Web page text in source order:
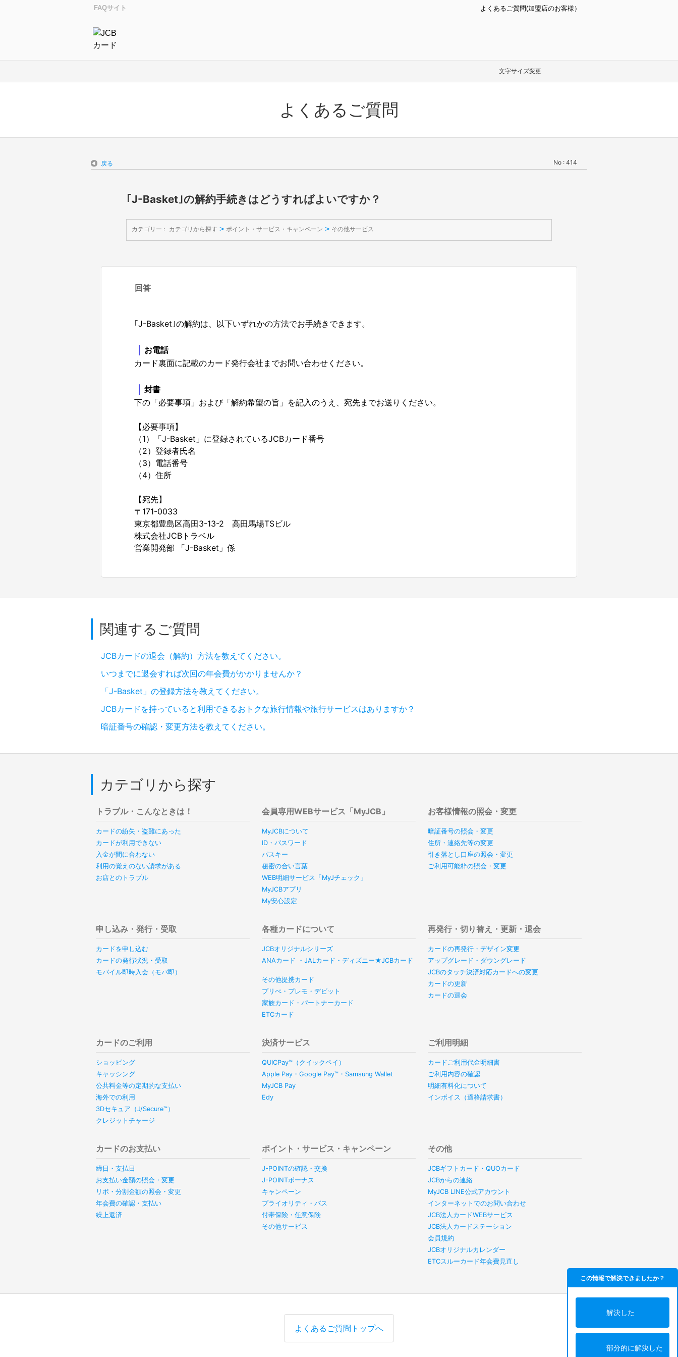
FAQサイト よくあるご質問(加盟店のお客様）
文字サイズ変更
よくあるご質問
戻る No : 414
｢J-Basket｣の解約手続きはどうすればよいですか？
カテゴリー : カテゴリから探す > ポイント・サービス・キャンペーン > その他サービス
回答
｢J-Basket｣の解約は、以下いずれかの方法でお手続きできます。
｜ お電話
カード裏面に記載のカード発行会社までお問い合わせください。
｜ 封書
下の「必要事項」および「解約希望の旨」を記入のうえ、宛先までお送りください。
【必要事項】
（1）「J-Basket」に登録されているJCBカード番号
（2）登録者氏名
（3）電話番号
（4）住所
【宛先】
〒171-0033
東京都豊島区高田3-13-2 高田馬場TSビル
株式会社JCBトラベル
営業開発部 「J-Basket」係
関連するご質問
JCBカードの退会（解約）方法を教えてください。
いつまでに退会すれば次回の年会費がかかりませんか？
「J-Basket」の登録方法を教えてください。
JCBカードを持っていると利用できるおトクな旅行情報や旅行サービスはありますか？
暗証番号の確認・変更方法を教えてください。
カテゴリから探す
トラブル・こんなときは！
カードの紛失・盗難にあった
カードが利用できない
入金が間に合わない
利用の覚えのない請求がある
お店とのトラブル
会員専用WEBサービス「MyJCB」
MyJCBについて
ID・パスワード
パスキー
秘密の合い言葉
WEB明細サービス「MyJチェック」
MyJCBアプリ
My安心設定
お客様情報の照会・変更
暗証番号の照会・変更
住所・連絡先等の変更
引き落とし口座の照会・変更
ご利用可能枠の照会・変更
申し込み・発行・受取
カードを申し込む
カードの発行状況・受取
モバイル即時入会（モバ即）
各種カードについて
JCBオリジナルシリーズ
ANAカード ・JALカード・ディズニー★JCBカード
その他提携カード
プリぺ・プレモ・デビット
家族カード・パートナーカード
ETCカード
再発行・切り替え・更新・退会
カードの再発行・デザイン変更
アップグレード・ダウングレード
JCBのタッチ決済対応カードへの変更
カードの更新
カードの退会
カードのご利用
ショッピング
キャッシング
公共料金等の定期的な支払い
海外での利用
3Dセキュア（J/Secure™）
クレジットチャージ
決済サービス
QUICPay™（クイックペイ）
Apple Pay・Google Pay™・Samsung Wallet
MyJCB Pay
Edy
ご利用明細
カードご利用代金明細書
ご利用内容の確認
明細有料化について
インボイス（適格請求書）
カードのお支払い
締日・支払日
お支払い金額の照会・変更
リボ・分割金額の照会・変更
年会費の確認・支払い
繰上返済
ポイント・サービス・キャンペーン
J-POINTの確認・交換
J-POINTボーナス
キャンペーン
プライオリティ・パス
付帯保険・任意保険
その他サービス
その他
JCBギフトカード・QUOカード
JCBからの連絡
MyJCB LINE公式アカウント
インターネットでのお問い合わせ
JCB法人カードWEBサービス
JCB法人カードステーション
会員規約
JCBオリジナルカレンダー
ETCスルーカード年会費見直し
よくあるご質問トップへ
この情報で解決できましたか？
解決した
部分的に解決した